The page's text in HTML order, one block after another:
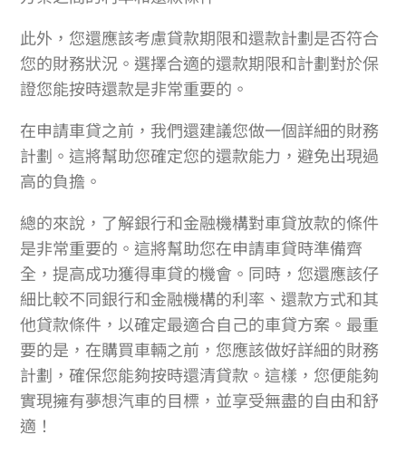
此外，您還應該考慮貸款期限和還款計劃是否符合
您的財務狀況。選擇合適的還款期限和計劃對於保
證您能按時還款是非常重要的。
在申請車貸之前，我們還建議您做一個詳細的財務
計劃。這將幫助您確定您的還款能力，避免出現過
高的負擔。
總的來說，了解銀行和金融機構對車貸放款的條件
是非常重要的。這將幫助您在申請車貸時準備齊
全，提高成功獲得車貸的機會。同時，您還應該仔
細比較不同銀行和金融機構的利率、還款方式和其
他貸款條件，以確定最適合自己的車貸方案。最重
要的是，在購買車輛之前，您應該做好詳細的財務
計劃，確保您能夠按時還清貸款。這樣，您便能夠
實現擁有夢想汽車的目標，並享受無盡的自由和舒
適！